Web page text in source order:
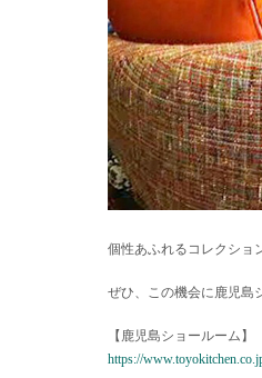
個性あふれるコレクショ
ぜひ、この機会に鹿児島
【鹿児島ショールーム】
https://